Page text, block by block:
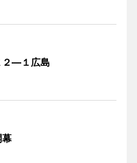
２―１広島
幕